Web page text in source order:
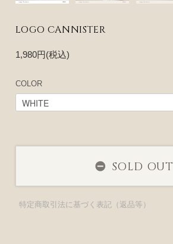
LOGO CANNISTER
1,980円(税込)
COLOR
SOLD OUT
特定商取引法に基づく表記（返品等）